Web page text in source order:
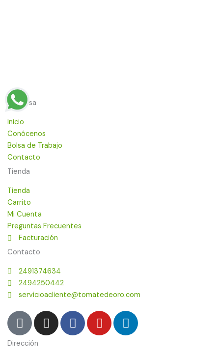
Empresa
Inicio
Conócenos
Bolsa de Trabajo
Contacto
Tienda
Tienda
Carrito
Mi Cuenta
Preguntas Frecuentes
Facturación
Contacto
2491374634
2494250442
servicioacliente@tomatedeoro.com
T
i
k
I
n
F
a
Y
o
L
i
Dirección